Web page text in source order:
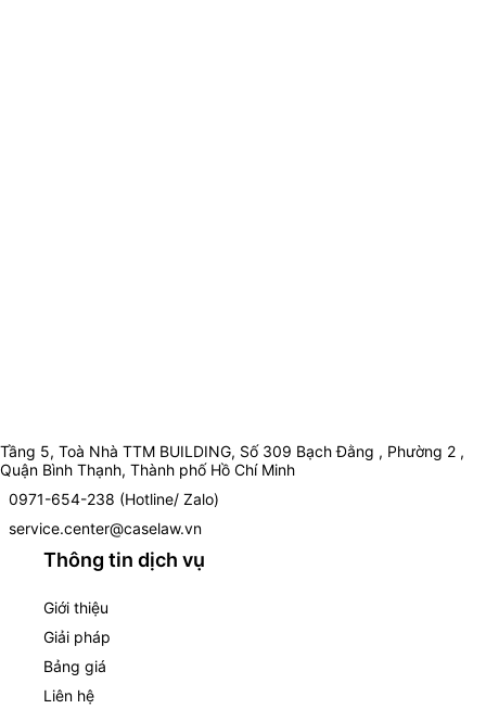
Tầng 5, Toà Nhà TTM BUILDING, Số 309 Bạch Đằng , Phường 2 ,
Quận Bình Thạnh, Thành phố Hồ Chí Minh
0971-654-238 (Hotline/ Zalo)
service.center@caselaw.vn
Thông tin dịch vụ
Giới thiệu
Giải pháp
Bảng giá
Liên hệ